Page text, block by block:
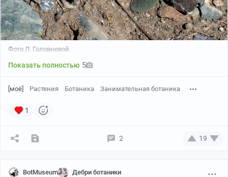
Фото Л. Головневой.
Показать полностью 5
[моё] Растения Ботаника Занимательная ботаника
1
2 19
BotMuseum Дебри ботаники